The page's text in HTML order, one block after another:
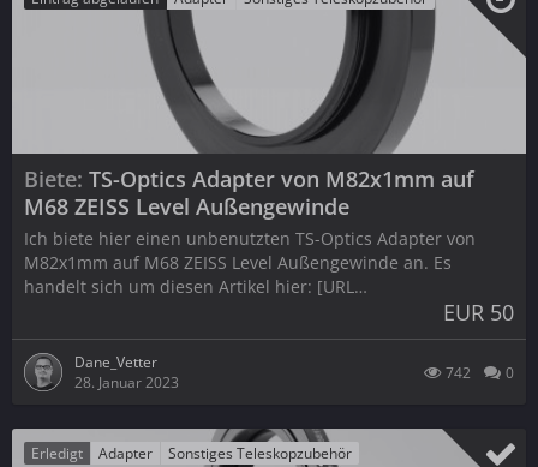
Biete TS-Optics Adapter von M82x1mm auf
M68 ZEISS Level Außengewinde
Ich biete hier einen unbenutzten TS-Optics Adapter von
M82x1mm auf M68 ZEISS Level Außengewinde an. Es
handelt sich um diesen Artikel hier: [URL…
EUR 50
Dane_Vetter
28. Januar 2023
742 0
Erledigt Adapter Sonstiges Teleskopzubehör